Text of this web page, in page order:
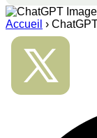
Accueil ›